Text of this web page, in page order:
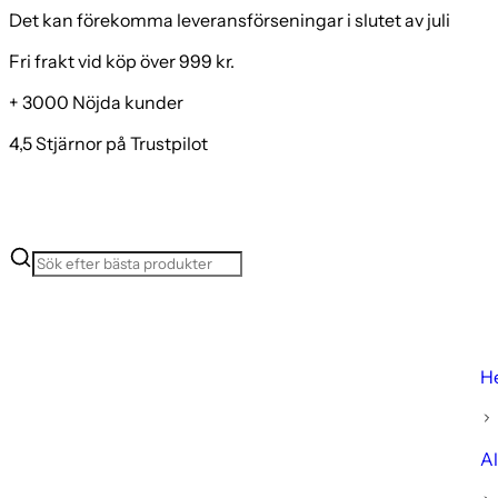
Det kan förekomma leveransförseningar i slutet av juli
Fri frakt vid köp över 999 kr.
+ 3000 Nöjda kunder
4,5 Stjärnor på Trustpilot